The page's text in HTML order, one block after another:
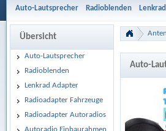
Auto-Lautsprecher Radioblenden
Aktivsystemadapter Entriegelungsbügel
Car Hifi Komplett und
Übersicht
Auto-Lautsprecher
Radioblenden
Lenkrad Adapter
Radioadapter Fahrzeuge
Radioadapter Autoradios
Auto-